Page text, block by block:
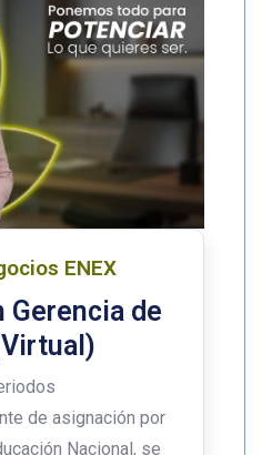
ENEX
Gerencia de
de asignación por
Nacional, se